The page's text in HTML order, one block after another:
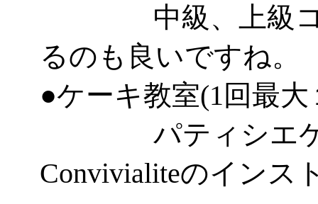
中級、上級コー
るのも良いですね。
●ケーキ教室(1回最大
パティシエケー
Convivialiteのインス